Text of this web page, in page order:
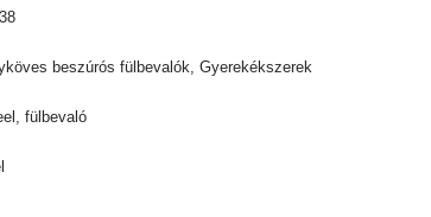
beszúrós fülbevalók,Gyerekékszerek
,fülbevaló